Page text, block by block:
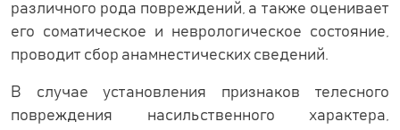
различного рода повреждений, а также оценивает
его соматическое и неврологическое состояние,
проводит сбор анамнестических сведений.
В случае установления признаков телесного
повреждения насильственного характера,